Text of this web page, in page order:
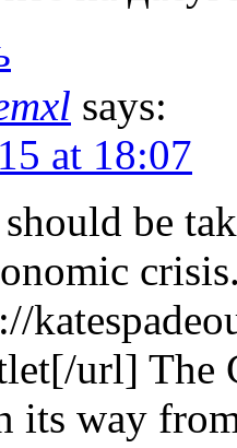
says:
at 18:07
should be
url] The
its way